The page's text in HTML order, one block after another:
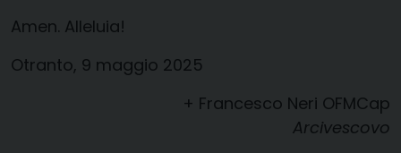
Amen. Alleluia!
Otranto, 9 maggio 2025
+ Francesco Neri OFMCap
Arcivescovo